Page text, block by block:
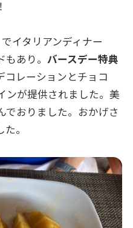
でイタリアンディナー
あり。 バースデー特典
コレーションとチョコ
ンが提供されました。美
でおりました。おかげさ
。